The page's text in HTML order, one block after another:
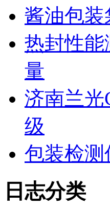
酱油包
热封性
量
济南兰光
级
包装检测
日志分类